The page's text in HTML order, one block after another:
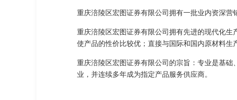
重庆涪陵区宏图证券有限公司拥有一批业内资深营
重庆涪陵区宏图证券有限公司拥有先进的现代化生
使产品的性价比较优；直接与国际和国内原材料生
重庆涪陵区宏图证券有限公司的宗旨：专业是基
业，并连续多年成为指定产品服务供应商。